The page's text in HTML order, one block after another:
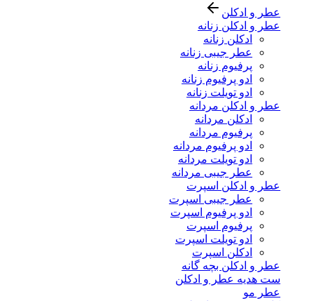
عطر و ادکلن
عطر و ادکلن زنانه
ادکلن زنانه
عطر جیبی زنانه
پرفیوم زنانه
ادو پرفیوم زنانه
ادو تویلت زنانه
عطر و ادکلن مردانه
ادکلن مردانه
پرفیوم مردانه
ادو پرفیوم مردانه
ادو تویلت مردانه
عطر جیبی مردانه
عطر و ادکلن اسپرت
عطر جیبی اسپرت
ادو پرفیوم اسپرت
پرفیوم اسپرت
ادو تویلت اسپرت
ادکلن اسپرت
عطر و ادکلن بچه گانه
ست هدیه عطر و ادکلن
عطر مو